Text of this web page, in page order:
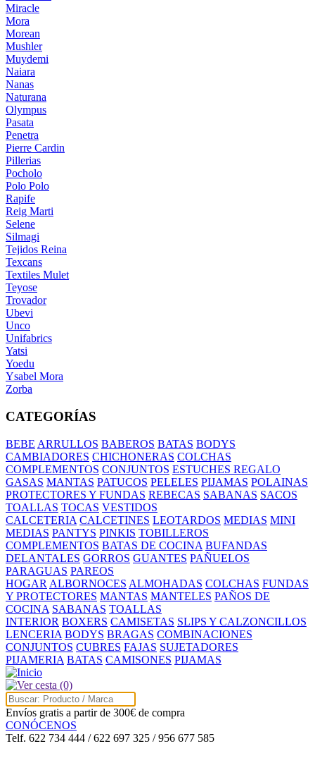
Miracle
Mora
Morean
Mushler
Muydemi
Naiara
Nanas
Naturana
Olympus
Pasata
Penetra
Pierre Cardin
Pillerias
Pocholo
Polo Polo
Rapife
Reig Marti
Selene
Silmagi
Tejidos Reina
Texcans
Textiles Mulet
Teyose
Trovador
Ubevi
Unco
Unifabrics
Yatsi
Yoedu
Ysabel Mora
Zorba
CATEGORÍAS
BEBE ARRULLOS BABEROS BATAS BODYS
CAMBIADORES CHICHONERAS COLCHAS
COMPLEMENTOS CONJUNTOS ESTUCHES REGALO
GASAS MANTAS PATUCOS PELELES PIJAMAS POLAINAS
PROTECTORES Y FUNDAS REBECAS SABANAS SACOS
TOALLAS TOCAS VESTIDOS
CALCETERIA CALCETINES LEOTARDOS MEDIAS MINI
MEDIAS PANTYS PINKIS TOBILLEROS
COMPLEMENTOS BATAS DE COCINA BUFANDAS
DELANTALES GORROS GUANTES PAÑUELOS
PARAGUAS PAREOS
HOGAR ALBORNOCES ALMOHADAS COLCHAS FUNDAS
Y PROTECTORES MANTAS MANTELES PAÑOS DE
COCINA SABANAS TOALLAS
INTERIOR BOXERS CAMISETAS SLIPS Y CALZONCILLOS
LENCERIA BODYS BRAGAS COMBINACIONES
CONJUNTOS CUBRES FAJAS SUJETADORES
PIJAMERIA BATAS CAMISONES PIJAMAS
(0)
Envíos gratis a partir de 300€ de compra
CONÓCENOS
Telf. 622 734 444 / 622 697 325 / 956 677 585